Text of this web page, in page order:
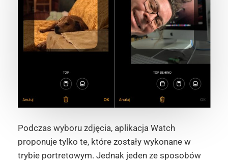
Podczas wyboru zdjęcia, aplikacja Watch
proponuje tylko te, które zostały wykonane w
trybie portretowym. Jednak jeden ze sposobów